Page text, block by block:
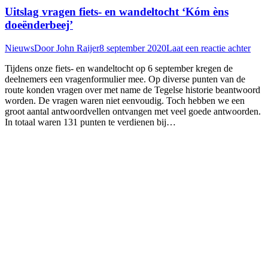
Uitslag vragen fiets- en wandeltocht ‘Kóm èns
doeënderbeej’
NieuwsDoorJohn Raijer8 september 2020Laat een reactie achter
Tijdens onze fiets- en wandeltocht op 6 september kregen de
deelnemers een vragenformulier mee. Op diverse punten van de
route konden vragen over met name de Tegelse historie beantwoord
worden. De vragen waren niet eenvoudig. Toch hebben we een
groot aantal antwoordvellen ontvangen met veel goede antwoorden.
In totaal waren 131 punten te verdienen bij…